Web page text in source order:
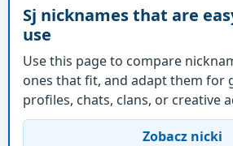
Sj nicknames that are
use
Use this page to compare
ones that fit, and adapt them for
profiles, chats, clans, or creative
Zobacz nicki